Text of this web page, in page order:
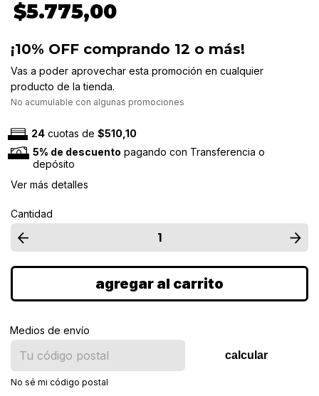
$5.775,00
¡10% OFF comprando 12 o más!
Vas a poder aprovechar esta promoción en cualquier
producto de la tienda.
No acumulable con algunas promociones
24cuotas de $510,10
5% de descuento pagando con Transferencia o
depósito
Ver más detalles
Cantidad
Medios de envío
calcular
No sé mi código postal